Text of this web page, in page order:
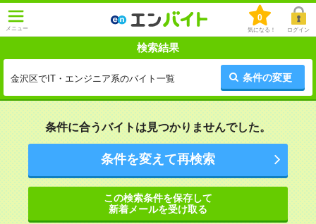
メニュー
0
気になる！ ログイン
検索結果
金沢区でIT・エンジニア系のバイト一覧 条件の変更
条件に合うバイトは見つかりませんでした。
条件を変えて再検索
この検索条件を保存して
新着メールを受け取る